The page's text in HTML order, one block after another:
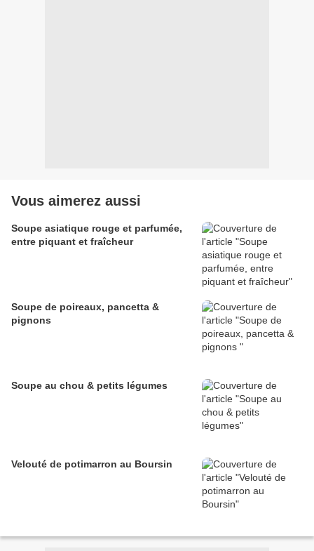
Vous aimerez aussi
Soupe asiatique rouge et parfumée,
entre piquant et fraîcheur
Soupe de poireaux, pancetta &
pignons
Soupe au chou & petits légumes
Velouté de potimarron au Boursin